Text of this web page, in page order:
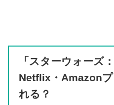
「スターウォーズ
Netflix・Amazon
れる？